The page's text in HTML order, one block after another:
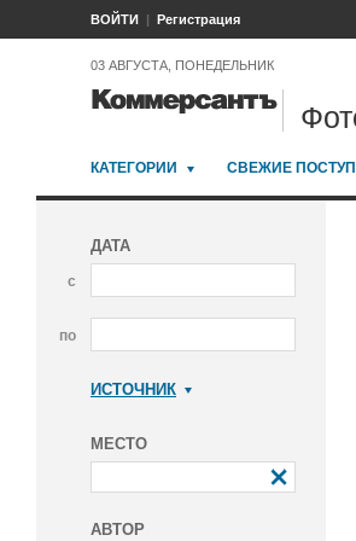
ВОЙТИ Регистрация
03 АВГУСТА, ПОНЕДЕЛЬНИК
КАТЕГОРИИ СВЕЖИЕ
ДАТА
с
по
ИСТОЧНИК
МЕСТО
АВТОР